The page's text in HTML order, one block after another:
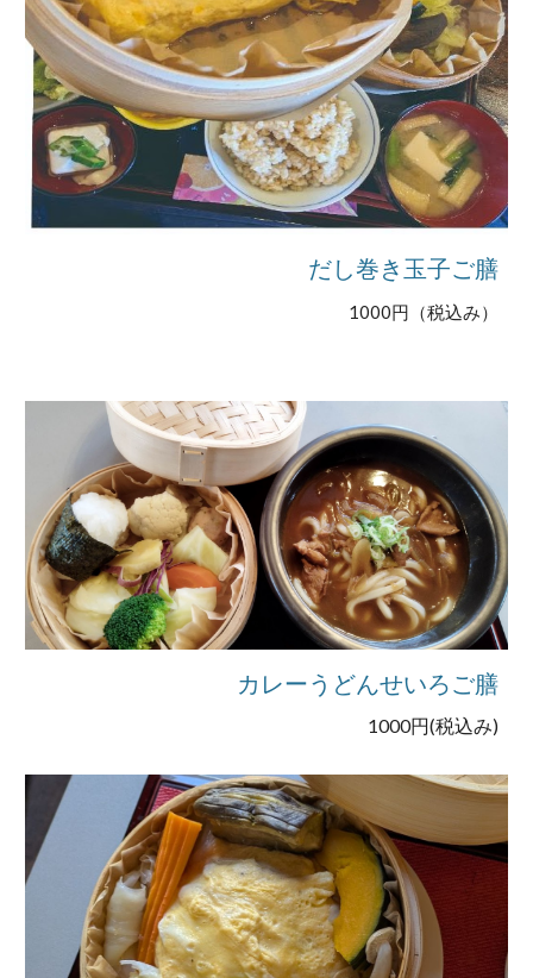
だし巻き玉子ご膳
1000円（税込み）
カレーうどんせいろご膳
1000円(税込み)